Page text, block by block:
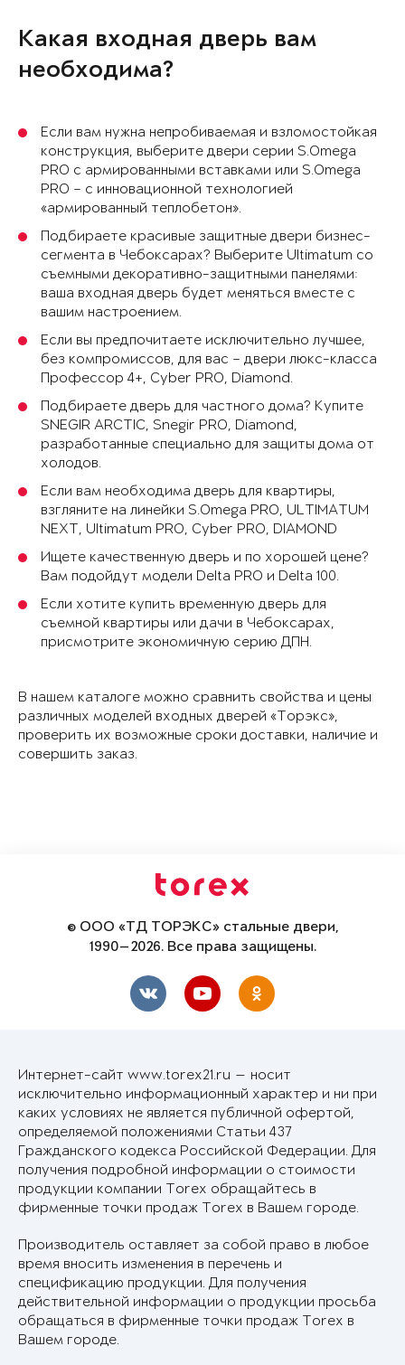
Какая входная дверь вам
необходима?
Если вам нужна непробиваемая и взломостойкая
конструкция, выберите двери серии S.Omega
PRO с армированными вставками или S.Omega
PRO – с инновационной технологией
«армированный теплобетон».
Подбираете красивые защитные двери бизнес-
сегмента в Чебоксарах? Выберите Ultimatum со
съемными декоративно-защитными панелями:
ваша входная дверь будет меняться вместе с
вашим настроением.
Если вы предпочитаете исключительно лучшее,
без компромиссов, для вас – двери люкс-класса
Профессор 4+, Cyber PRO, Diamond.
Подбираете дверь для частного дома? Купите
SNEGIR ARCTIC, Snegir PRO, Diamond,
разработанные специально для защиты дома от
холодов.
Если вам необходима дверь для квартиры,
взгляните на линейки S.Omega PRO, ULTIMATUM
NEXT, Ultimatum PRO, Cyber PRO, DIAMOND
Ищете качественную дверь и по хорошей цене?
Вам подойдут модели Delta PRO и Delta 100.
Если хотите купить временную дверь для
съемной квартиры или дачи в Чебоксарах,
присмотрите экономичную серию ДПН.
В нашем каталоге можно сравнить свойства и цены
различных моделей входных дверей «Торэкс»,
проверить их возможные сроки доставки, наличие и
совершить заказ.
© ООО «ТД ТОРЭКС» стальные двери,
1990—2026. Все права защищены.
Интернет-сайт www.torex21.ru — носит
исключительно информационный характер и ни при
каких условиях не является публичной офертой,
определяемой положениями Статьи 437
Гражданского кодекса Российской Федерации. Для
получения подробной информации о стоимости
продукции компании Torex обращайтесь в
фирменные точки продаж Torex в Вашем городе.
Производитель оставляет за собой право в любое
время вносить изменения в перечень и
спецификацию продукции. Для получения
действительной информации о продукции просьба
обращаться в фирменные точки продаж Torex в
Вашем городе.